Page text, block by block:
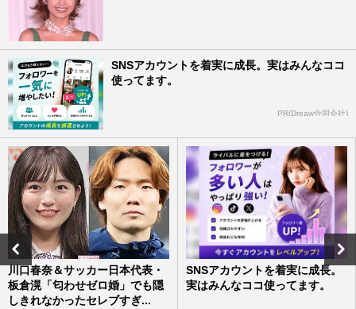
SNSアカウントを着実に成長。実はみんなココ
使ってます。
PR(Dreaw合同会社)
川口春奈＆サッカー日本代表・
板倉滉「匂わせゼロ婚」でも隠
しきれなかったセレブすぎ...
SNSアカウントを着実に成長。
実はみんなココ使ってます。